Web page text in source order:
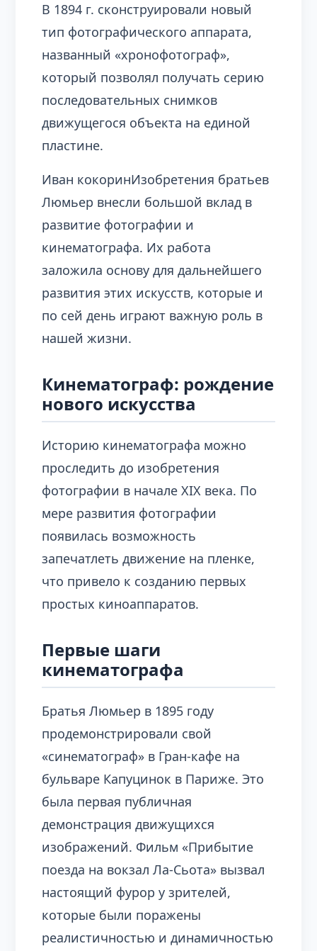
В 1894 г. сконструировали новый
тип фотографического аппарата,
названный «хронофотограф»,
который позволял получать серию
последовательных снимков
движущегося объекта на единой
пластине.
Иван кокоринИзобретения братьев
Люмьер внесли большой вклад в
развитие фотографии и
кинематографа. Их работа
заложила основу для дальнейшего
развития этих искусств, которые и
по сей день играют важную роль в
нашей жизни.
Кинематограф: рождение
нового искусства
Историю кинематографа можно
проследить до изобретения
фотографии в начале XIX века. По
мере развития фотографии
появилась возможность
запечатлеть движение на пленке,
что привело к созданию первых
простых киноаппаратов.
Первые шаги
кинематографа
Братья Люмьер в 1895 году
продемонстрировали свой
«синематограф» в Гран-кафе на
бульваре Капуцинок в Париже. Это
была первая публичная
демонстрация движущихся
изображений. Фильм «Прибытие
поезда на вокзал Ла-Сьота» вызвал
настоящий фурор у зрителей,
которые были поражены
реалистичностью и динамичностью